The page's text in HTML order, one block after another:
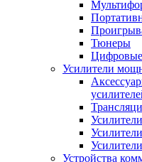
Тюнеры
Усилители
Усилители
Устройства